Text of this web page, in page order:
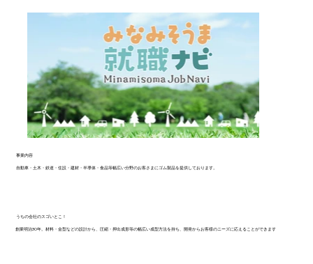
事業内容
自動車・土木・鉄道・住設・建材・半導体・食品等幅広い分野のお客さまにゴム製品を提供しております。
うちの会社のスゴいとこ！
創業明治30年。材料・金型などの設計から、圧縮・押出成形等の幅広い成型方法を持ち、開発からお客様のニーズに応えることができます